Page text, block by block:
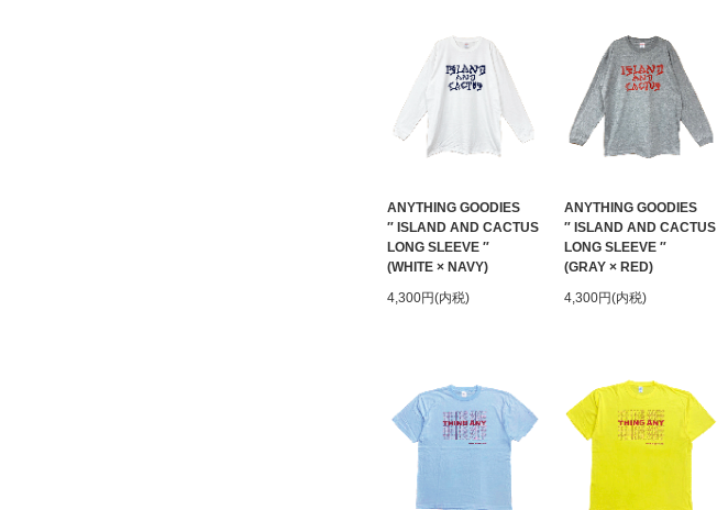
ANYTHING GOODIES
″ ISLAND AND CACTUS
LONG SLEEVE ″
(WHITE × NAVY)
4,300円(内税)
ANYTHING GOODIES
″ ISLAND AND CACTUS
LONG SLEEVE ″
(GRAY × RED)
4,300円(内税)